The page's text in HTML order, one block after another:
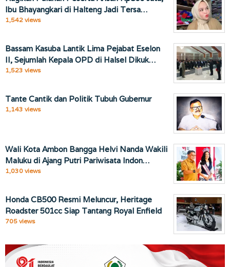
Ibu Bhayangkari di Halteng Jadi Tersa…
1,542 views
Bassam Kasuba Lantik Lima Pejabat Eselon
II, Sejumlah Kepala OPD di Halsel Dikuk…
1,523 views
Tante Cantik dan Politik Tubuh Gubernur
1,143 views
Wali Kota Ambon Bangga Helvi Nanda Wakili
Maluku di Ajang Putri Pariwisata Indon…
1,030 views
Honda CB500 Resmi Meluncur, Heritage
Roadster 501cc Siap Tantang Royal Enfield
705 views